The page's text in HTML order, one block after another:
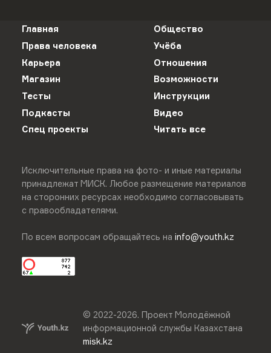
Главная
Общество
Права человека
Учёба
Карьера
Отношения
Магазин
Возможности
Тесты
Инструкции
Подкасты
Видео
Спец проекты
Читать все
Исключительные права на фото- и иные материалы
принадлежат МИСК. Любое размещение материалов
на сторонних ресурсах необходимо согласовывать
с правообладателями.
По всем вопросам обращайтесь на info@youth.kz
© 2022-2026.Проект Молодёжной
информационной службы Казахстана
misk.kz